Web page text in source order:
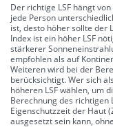
Der richtige LSF hängt
jede Person
ist, desto höher sollte der
Index ist ein höher LSF
stärkerer
empfohlen als auf
Weiteren wird bei der
berücksichtigt. Wer sich
höheren LSF wählen, um
Berechnung des richtigen
Eigenschutzzeit der Haut
ausgesetzt sein kann,